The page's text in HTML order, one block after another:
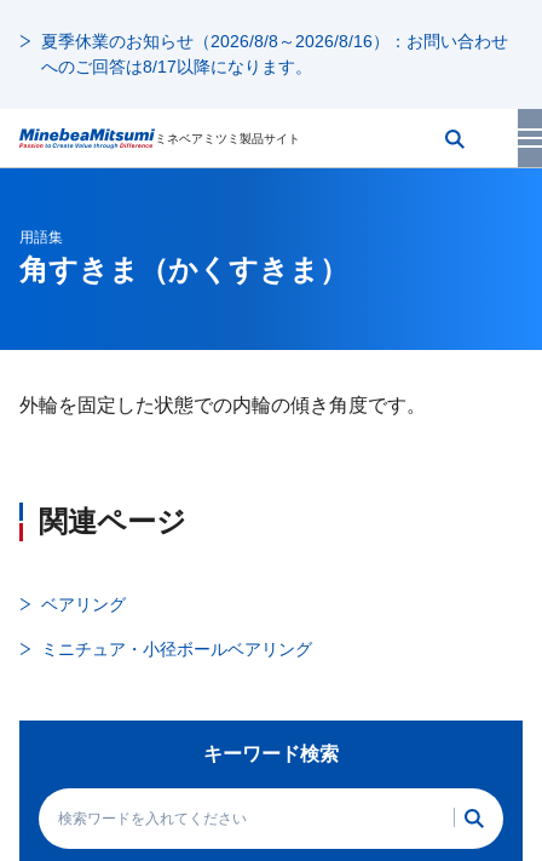
夏季休業のお知らせ（2026/8/8～2026/8/16）：お問い合わせ
へのご回答は8/17以降になります。
ミネベアミツミ製品サイト
用語集
角すきま （かくすきま）
外輪を固定した状態での内輪の傾き角度です。
関連ページ
ベアリング
ミニチュア・小径ボールベアリング
キーワード検索